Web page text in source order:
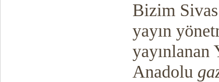
Bizim
yayın
yayınlanan
Anadolu